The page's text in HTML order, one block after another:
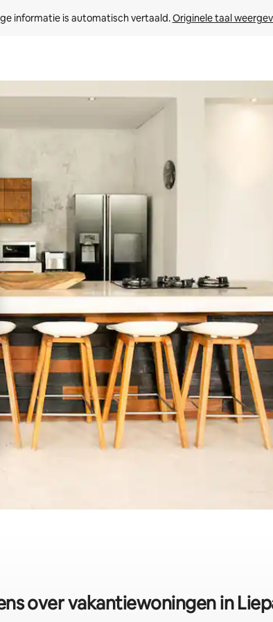
informatie is automatisch vertaald. Originele taal
met je de pijltjestoetsen omhoog en omlaag, óf door te
over vakantiewoningen in